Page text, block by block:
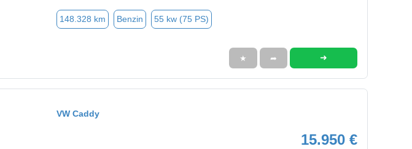
148.328 km Benzin 55 kw (75 PS)
★ ➦ ➜
VW Caddy
15.950 €